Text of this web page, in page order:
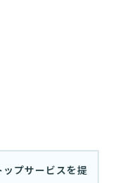
プサービスを提